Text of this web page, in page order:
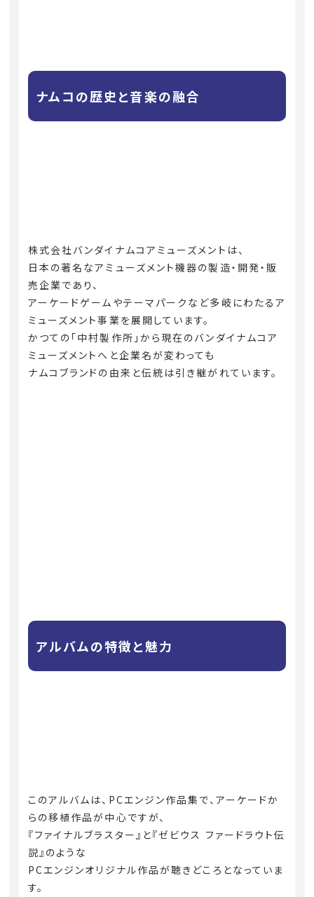
ナムコの歴史と音楽の融合
株式会社バンダイナムコアミューズメントは、
日本の著名なアミューズメント機器の製造・開発・販
売企業であり、
アーケードゲームやテーマパークなど多岐にわたるア
ミューズメント事業を展開しています。
かつての「中村製作所」から現在のバンダイナムコア
ミューズメントへと企業名が変わっても
ナムコブランドの由来と伝統は引き継がれています。
アルバムの特徴と魅力
このアルバムは、PCエンジン作品集で、アーケードか
らの移植作品が中心ですが、
『ファイナルブラスター』と『ゼビウス ファードラウト伝
説』のような
PCエンジンオリジナル作品が聴きどころとなっていま
す。